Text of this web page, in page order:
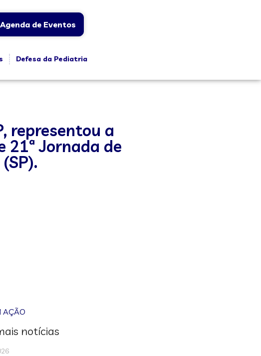
Agenda de Eventos
Defesa da Pediatria
representou a
21ª Jornada de
AÇÃO
notícias